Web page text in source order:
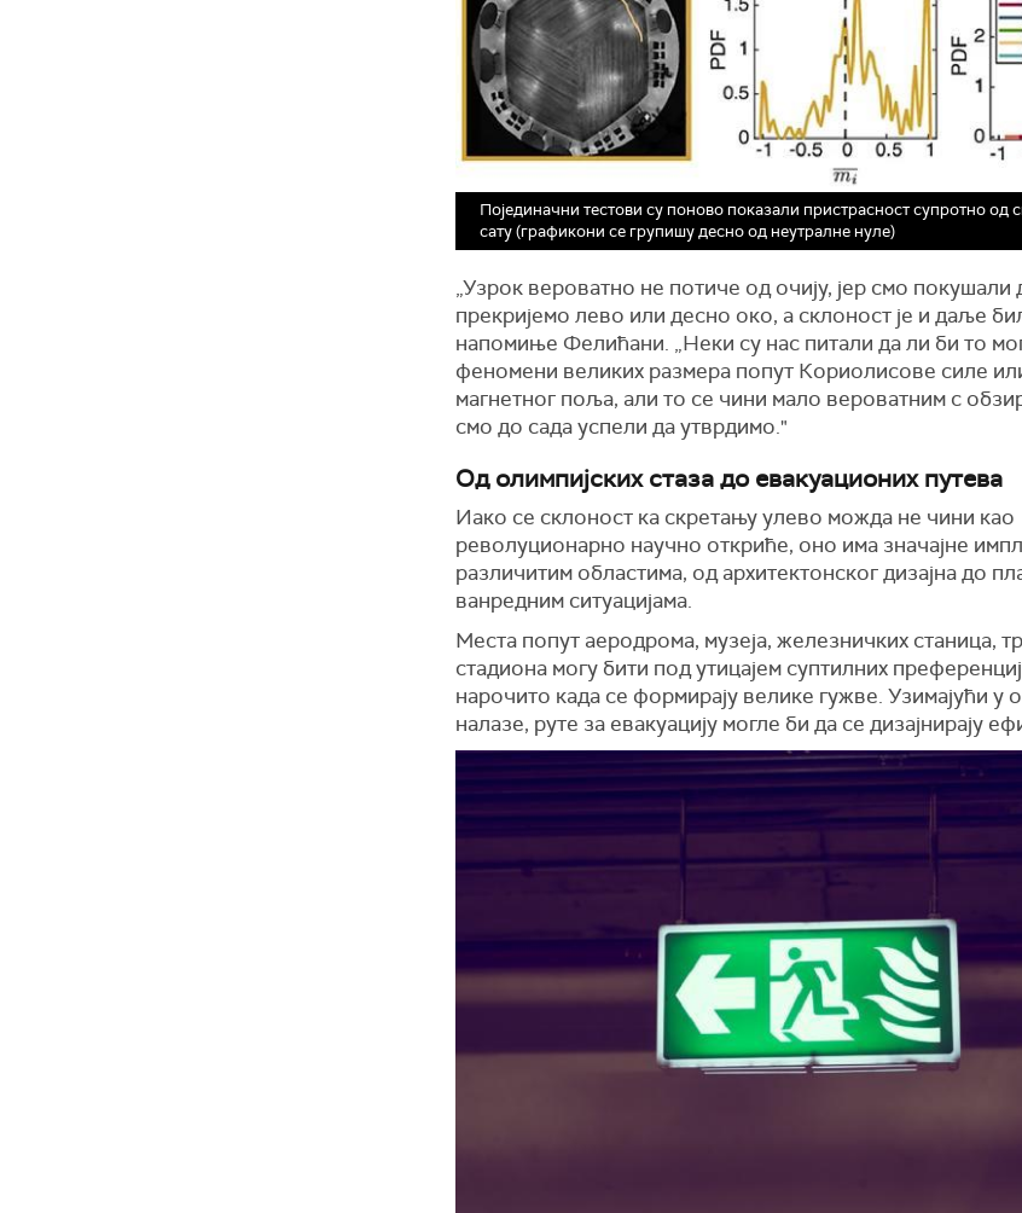
Појединачни тестови су поново показали пристрасност супротно од
сату (графикони се групишу десно од неутралне нуле)
„Узрок вероватно не потиче од очију, јер смо покушали
прекријемо лево или десно око, а склоност је и даље
напомиње Фелићани. „Неки су нас питали да ли би то
феномени великих размера попут Кориолисове силе
магнетног поља, али то се чини мало вероватним с
смо до сада успели да утврдимо."
Од олимпијских стаза до евакуационих путева
Иако се склоност ка скретању улево можда не чини као
револуционарно научно откриће, оно има значајне
различитим областима, од архитектонског дизајна до
ванредним ситуацијама.
Места попут аеродрома, музеја, железничких станица,
стадиона могу бити под утицајем суптилних
нарочито када се формирају велике гужве. Узимајући у
налазе, руте за евакуацију могле би да се дизајнирају